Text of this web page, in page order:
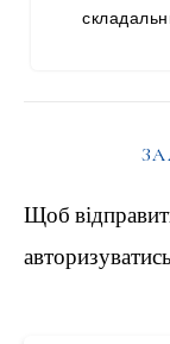
Щоб
авторизуватись